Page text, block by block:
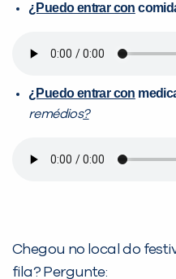
¿Puedo entrar con
¿Puedo entrar con
remédios?
Chegou no local do
fila? Pergunte: